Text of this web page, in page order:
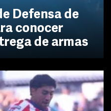
Defensa de
conocer
de armas